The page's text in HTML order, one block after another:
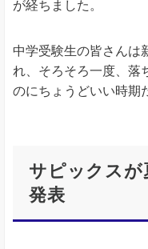
が経ちました。
中学受験生の皆さんは
れ、そろそろ一度、落
のにちょうどいい時期
サピックスが
発表